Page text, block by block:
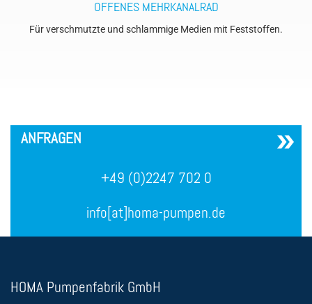
OFFENES MEHRKANALRAD
Für verschmutzte und schlammige Medien mit Feststoffen.
ANFRAGEN
+49 (0)2247 702 0
info[at]homa-pumpen.de
HOMA Pumpenfabrik GmbH